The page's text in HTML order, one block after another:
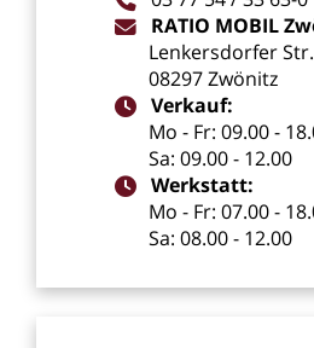
RATIO MOBIL
LenkersdorferStr.
08297Zwönitz
Verkauf:
Mo - Fr: 09.00-
Sa: 09.00- 12.00
Werkstatt:
Mo - Fr: 07.00-
Sa: 08.00- 12.00